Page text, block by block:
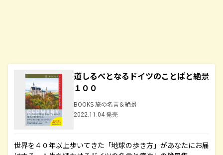
道しるべとなるドイツのことばと絶景
１００
BOOKS 旅の名言＆絶景
2022.11.04 発売
世界を４０年以上歩いてきた「地球の歩き方」があなたにお届